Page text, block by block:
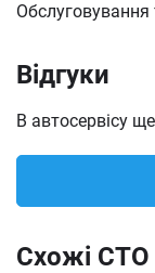
Відгуки
В автосервісу
Схожі СТО